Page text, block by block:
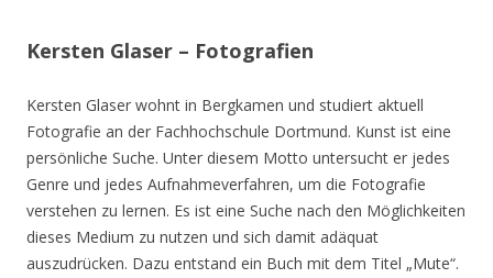
Kersten Glaser – Fotografien
Kersten Glaser wohnt in Bergkamen und studiert aktuell
Fotografie an der Fachhochschule Dortmund. Kunst ist eine
persönliche Suche. Unter diesem Motto untersucht er jedes
Genre und jedes Aufnahmeverfahren, um die Fotografie
verstehen zu lernen. Es ist eine Suche nach den Möglichkeiten
dieses Medium zu nutzen und sich damit adäquat
auszudrücken. Dazu entstand ein Buch mit dem Titel „Mute“.